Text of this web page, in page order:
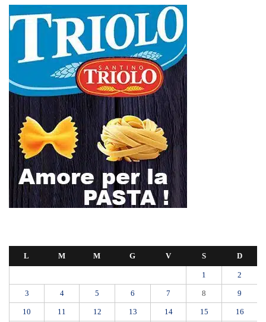
L M M G V S D
1 2
3 4 5 6 7 8 9
10 11 12 13 14 15 16